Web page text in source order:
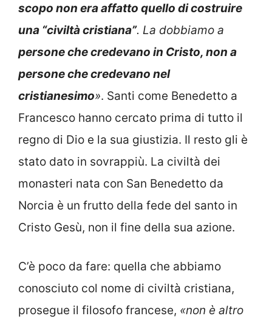
scopo non era affatto quello di costruire
una “civiltà cristiana”. La dobbiamo a
persone che credevano in Cristo, non a
persone che credevano nel
cristianesimo». Santi come Benedetto a
Francesco hanno cercato prima di tutto il
regno di Dio e la sua giustizia. Il resto gli è
stato dato in sovrappiù. La civiltà dei
monasteri nata con San Benedetto da
Norcia è un frutto della fede del santo in
Cristo Gesù, non il fine della sua azione.
C’è poco da fare: quella che abbiamo
conosciuto col nome di civiltà cristiana,
prosegue il filosofo francese, «non è altro